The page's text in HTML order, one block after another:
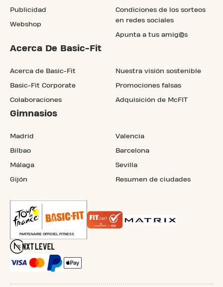
Publicidad
Webshop
Condiciones de los sorteos
en redes sociales
Apunta a tus amig@s
Acerca De Basic-Fit
Acerca de Basic-Fit
Basic-Fit Corporate
Colaboraciones
Nuestra visión sostenible
Promociones falsas
Adquisición de McFIT
Gimnasios
Madrid
Bilbao
Málaga
Gijón
Valencia
Barcelona
Sevilla
Resumen de ciudades